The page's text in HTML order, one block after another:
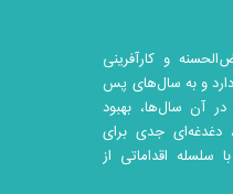
و کارآفرینی
۳۰ ساله دارد و به سال‌های پس
از دفاع مقدس برمی‌گردد. در آن سال‎‌ها، بهبود
دغدغه‌ای جدی برای
سلسله اقداماتی از